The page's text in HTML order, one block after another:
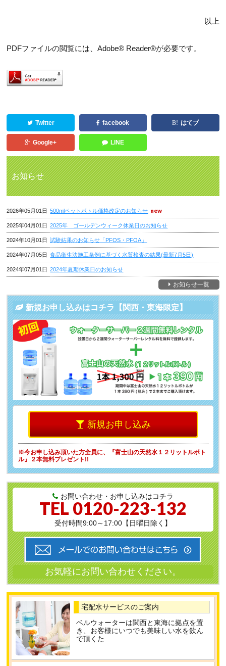
以上
PDFファイルの閲覧には、Adobe® Reader®が必要です。
Twitter facebook はてブ
Google+ LINE
お知らせ
2026年05月01日 500mlペットボトル価格改定のお知らせ
2025年04月01日 2025年 ゴールデンウィーク休業日のお知らせ
2024年10月01日 試験結果のお知らせ「PFOS・PFOA」
2024年07月05日 食品衛生法施工条例に基づく水質検査の結果(最新7月5日)
2024年07月01日 2024年夏期休業日のお知らせ
お知らせ一覧
新規お申し込みはコチラ【関西・東海限定】
新規お申し込み
※今お申し込み頂いた方全員に、
『富士山の天然水１２リットルボト
ル』２本無料プレゼント!!
お問い合わせ・お申し込みはコチラ
TEL 0120-223-132
受付時間9:00～17:00【日曜日除く】
宅配水サービスのご案内
ベルウォーターは関西と東海に拠点を置
き、お客様にいつでも美味しい水を飲ん
で頂くた